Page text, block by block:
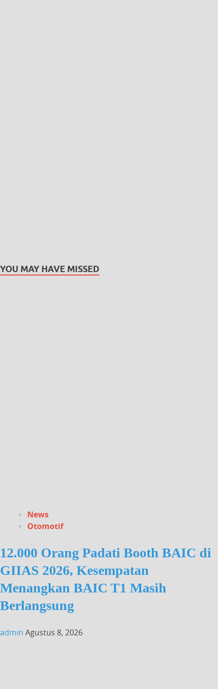
YOU MAY HAVE MISSED
News
Otomotif
12.000 Orang Padati Booth BAIC di
GIIAS 2026, Kesempatan
Menangkan BAIC T1 Masih
Berlangsung
admin Agustus 8, 2026